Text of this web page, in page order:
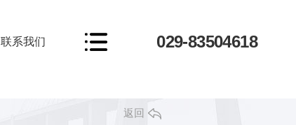
029-83504618
联系我们
返回